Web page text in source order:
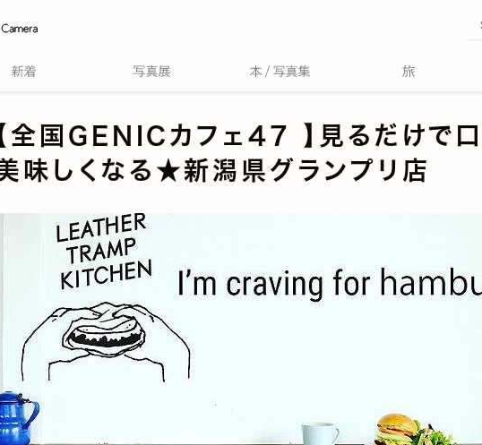
【全国GENICカフェ47 】見るだけで
味しくなる★新潟県グランプリ店